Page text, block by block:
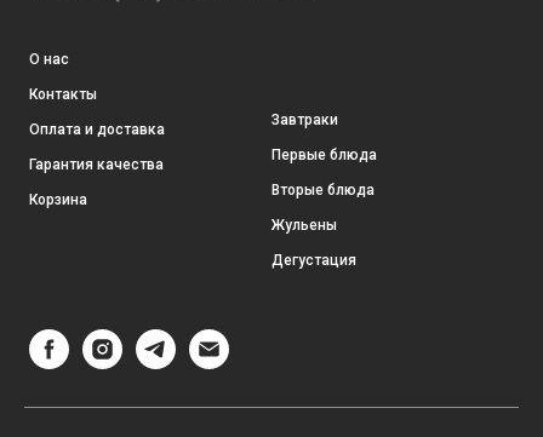
О нас
Контакты
Оплата и доставка
Гарантия качества
Корзина
Завтраки
Первые блюда
Вторые блюда
Жульены
Дегустация